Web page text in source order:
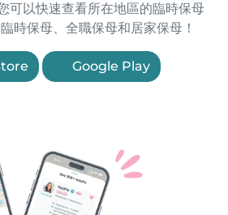
可以快速查看所在地區的臨時保母
時保母、全職保母和居家保母！
Google Play